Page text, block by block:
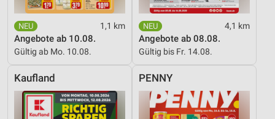
1,1 km
Angebote ab 10.08.
Gültig ab Mo. 10.08.
4,1 km
Angebote ab 08.08.
Gültig bis Fr. 14.08.
Kaufland PENNY